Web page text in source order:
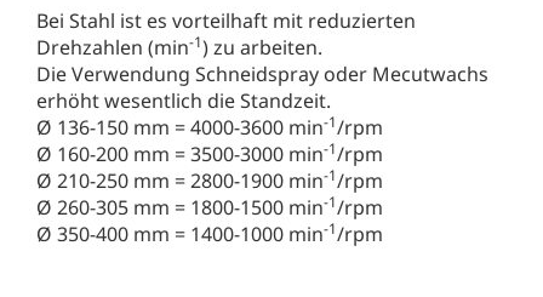
Bei Stahl ist es vorteilhaft mit reduzierten
Drehzahlen (min-1) zu arbeiten.
Die Verwendung Schneidspray oder Mecutwachs
erhöht wesentlich die Standzeit.
Ø 136-150 mm = 4000-3600 min-1/rpm
Ø 160-200 mm = 3500-3000 min-1/rpm
Ø 210-250 mm = 2800-1900 min-1/rpm
Ø 260-305 mm = 1800-1500 min-1/rpm
Ø 350-400 mm = 1400-1000 min-1/rpm